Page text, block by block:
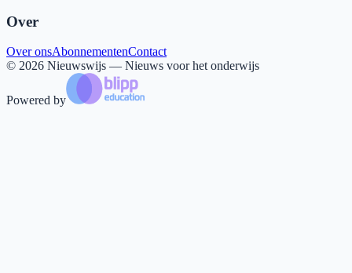
Over
Over onsAbonnementenContact
© 2026 Nieuwswijs — Nieuws voor het onderwijs
Powered by